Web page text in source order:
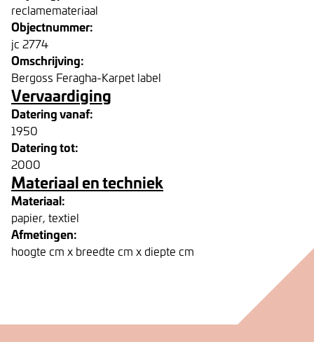
reclamemateriaal
Objectnummer:
jc 2774
Omschrijving:
Bergoss Feragha-Karpet label
Vervaardiging
Datering vanaf:
1950
Datering tot:
2000
Materiaal en techniek
Materiaal:
papier, textiel
Afmetingen:
hoogte cm x breedte cm x diepte cm